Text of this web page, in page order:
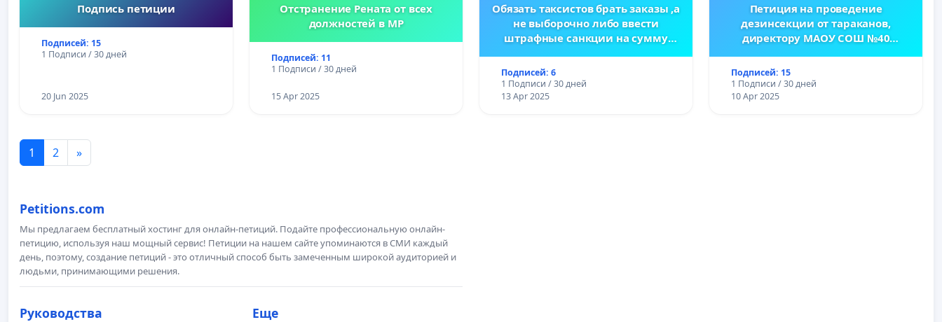
Подпись петиции
Подписей: 15
1 Подписи / 30 дней
20 Jun 2025
Отстранение Рената от всех
должностей в МР
Подписей: 11
1 Подписи / 30 дней
15 Apr 2025
Обязать таксистов брать заказы ,а
не выборочно либо ввести
штрафные санкции на сумму
Подписей: 6
1 Подписи / 30 дней
13 Apr 2025
Петиция на проведение
дезинсекции от тараканов,
директору МАОУ СОШ №40
Подписей: 15
1 Подписи / 30 дней
10 Apr 2025
1 2 »
Petitions.com
Мы предлагаем бесплатный хостинг для онлайн-петиций. Подайте профессиональную онлайн-
петицию, используя наш мощный сервис! Петиции на нашем сайте упоминаются в СМИ каждый
день, поэтому, создание петиций - это отличный способ быть замеченным широкой аудиторией и
людьми, принимающими решения.
Руководства Еще